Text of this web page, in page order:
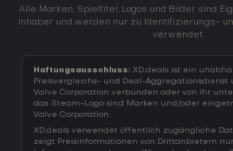
Alle Marken, Spieltitel, Logos und Bilder sind
Inhaber und werden nur zu Identifizierungs-
verwendet.
Haftungsausschluss: XD.deals ist ein
Preisvergleichs- und Deal-Aggregationsdienst
Valve Corporation verbunden oder von ihr
das Steam-Logo sind Marken und/oder
Valve Corporation.
XD.deals verwendet öffentlich zugängliche
zeigt Preisinformationen von Drittanbietern